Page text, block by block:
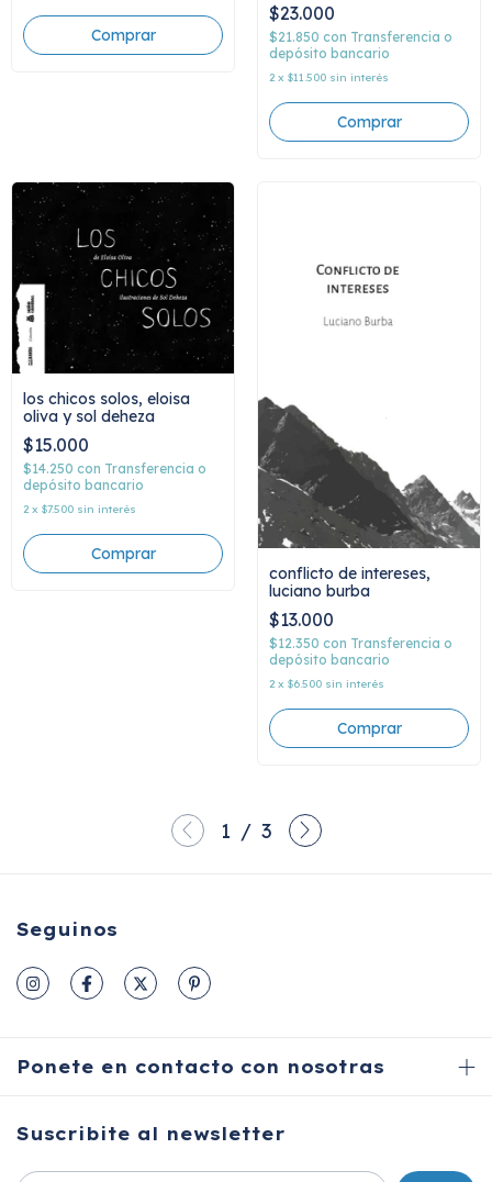
$23.000
$21.850 con Transferencia o
depósito bancario
2 x $11.500 sin interés
los chicos solos, eloisa
oliva y sol deheza
$15.000
$14.250 con Transferencia o
depósito bancario
2 x $7.500 sin interés
conflicto de intereses,
luciano burba
$13.000
$12.350 con Transferencia o
depósito bancario
2 x $6.500 sin interés
1 / 3
Seguinos
Ponete en contacto con nosotras
Suscribite al newsletter